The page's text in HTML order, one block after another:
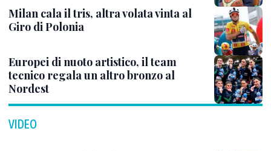
Milan cala il tris, altra volata vinta al
Giro di Polonia
Europei di nuoto artistico, il team
tecnico regala un altro bronzo al
Nordest
VIDEO